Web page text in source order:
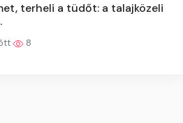
terheli a tüdőt: a talajközeli
8